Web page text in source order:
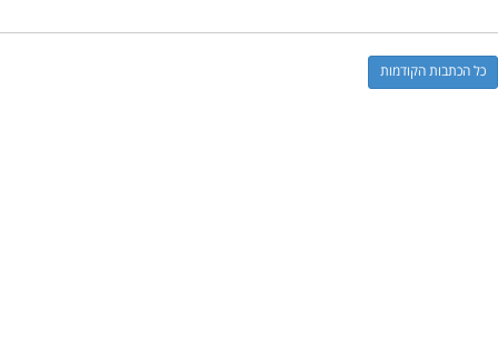
כל הכתבות הקודמות